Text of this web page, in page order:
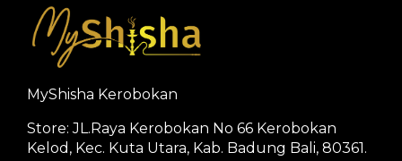
MyShisha Kerobokan
Store: JL.Raya Kerobokan No 66 Kerobokan
Kelod, Kec. Kuta Utara, Kab. Badung Bali, 80361.